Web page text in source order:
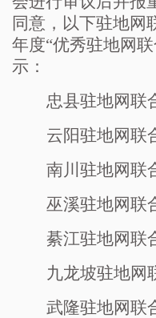
同意，以下驻地网
年度“优秀驻地网
示：
忠县驻地网联
云阳驻地网联
南川驻地网联
巫溪驻地网联
綦江驻地网联
九龙坡驻地网
武隆驻地网联